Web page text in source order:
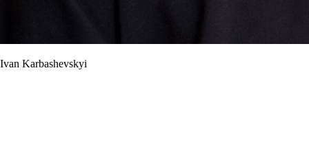
Ivan Karbashevskyi